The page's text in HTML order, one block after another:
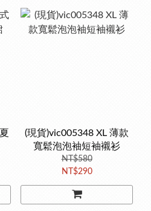
(現貨)vic005348 XL 薄款
寬鬆泡泡袖短袖襯衫
NT$580
NT$290